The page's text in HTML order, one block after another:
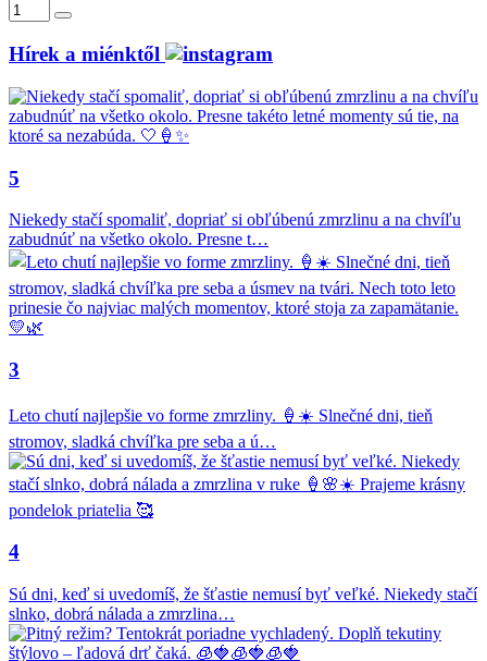
Hírek a miénktől
5
Niekedy stačí spomaliť, dopriať si obľúbenú zmrzlinu a na chvíľu
zabudnúť na všetko okolo. Presne t…
3
Leto chutí najlepšie vo forme zmrzliny. 🍦☀️ Slnečné dni, tieň
stromov, sladká chvíľka pre seba a ú…
4
Sú dni, keď si uvedomíš, že šťastie nemusí byť veľké. Niekedy stačí
slnko, dobrá nálada a zmrzlina…